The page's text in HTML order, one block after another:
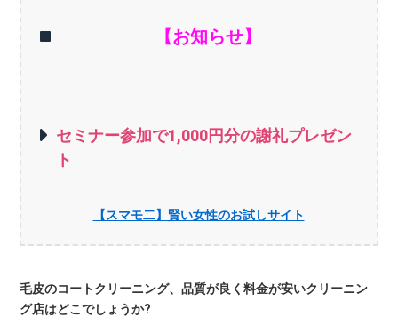
【お知らせ】
セミナー参加で1,000円分の謝礼プレゼン
ト
【スマモ二】賢い女性のお試しサイト
毛皮のコートクリーニング、品質が良く料金が安いクリーニン
グ店はどこでしょうか?